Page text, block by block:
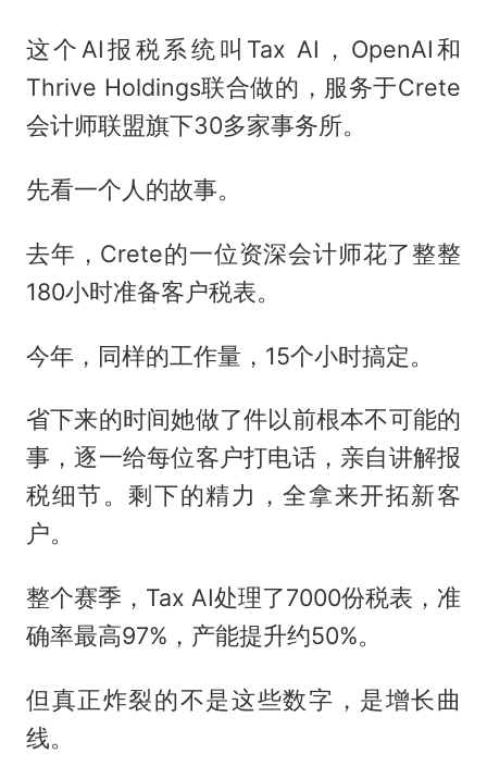
这个AI报税系统叫Tax AI，OpenAI和
Thrive Holdings联合做的，服务于Crete
会计师联盟旗下30多家事务所。
先看一个人的故事。
去年，Crete的一位资深会计师花了整整
180小时准备客户税表。
今年，同样的工作量，15个小时搞定。
省下来的时间她做了件以前根本不可能的
事，逐一给每位客户打电话，亲自讲解报
税细节。剩下的精力，全拿来开拓新客
户。
整个赛季，Tax AI处理了7000份税表，准
确率最高97%，产能提升约50%。
但真正炸裂的不是这些数字，是增长曲
线。